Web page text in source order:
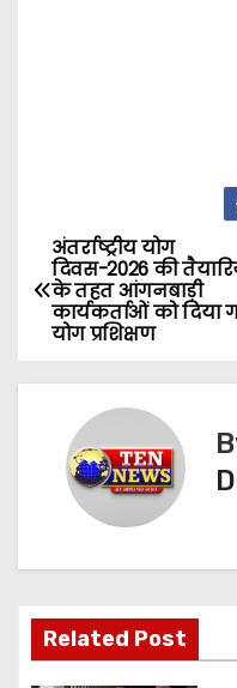
P
o
v
i
g
अंतर्राष्ट्रीय योग
दिवस-2026 की
के तहत आंगनबाड़ी
कार्यकर्ताओं को दिया
योग प्रशिक्षण
Related Post